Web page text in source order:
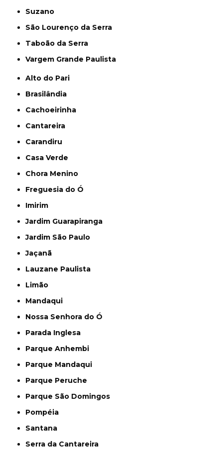
Suzano
São Lourenço da Serra
Taboão da Serra
Vargem Grande Paulista
Alto do Pari
Brasilândia
Cachoeirinha
Cantareira
Carandiru
Casa Verde
Chora Menino
Freguesia do Ó
Imirim
Jardim Guarapiranga
Jardim São Paulo
Jaçanã
Lauzane Paulista
Limão
Mandaqui
Nossa Senhora do Ó
Parada Inglesa
Parque Anhembi
Parque Mandaqui
Parque Peruche
Parque São Domingos
Pompéia
Santana
Serra da Cantareira